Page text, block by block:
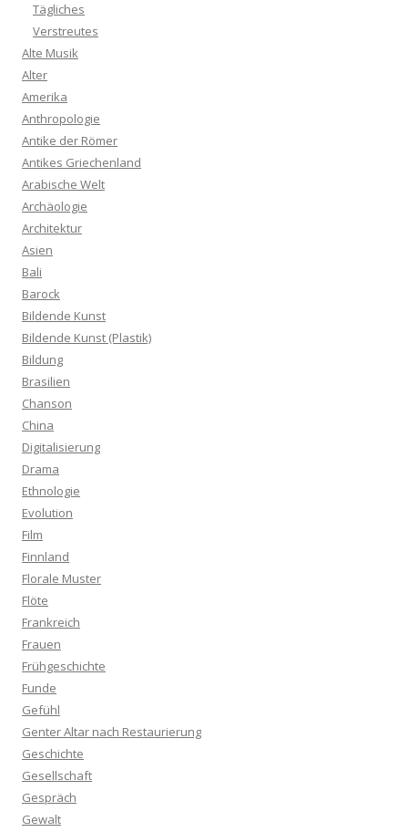
Tägliches
Verstreutes
Alte Musik
Alter
Amerika
Anthropologie
Antike der Römer
Antikes Griechenland
Arabische Welt
Archäologie
Architektur
Asien
Bali
Barock
Bildende Kunst
Bildende Kunst (Plastik)
Bildung
Brasilien
Chanson
China
Digitalisierung
Drama
Ethnologie
Evolution
Film
Finnland
Florale Muster
Flöte
Frankreich
Frauen
Frühgeschichte
Funde
Gefühl
Genter Altar nach Restaurierung
Geschichte
Gesellschaft
Gespräch
Gewalt